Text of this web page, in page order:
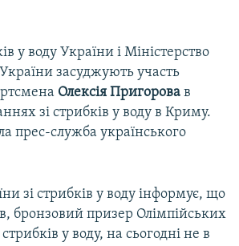
у воду України і Міністерство
засуджують участь
Олексія Пригорова в
зі стрибків у воду в Криму.
прес-служба українського
зі стрибків у воду інформує, що
бронзовий призер Олімпійських
у воду, на сьогодні не в